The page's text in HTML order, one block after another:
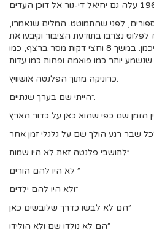
לפני שהתמוטט. המלים שנאמרו,
נצרבו בתודעת הציבור וקיבעו את
במשך 8 וחצי דקות
מסר ברצף, כמו
כרוניקה מתוך הפלנטה אושוויץ.
״הייתי שם בערך שנתיים.
הזמן שם כפי שהוא כאן על כדור הארץ
שבר רגע הולך שם על גלגלי זמן אחר
״לתושבי פלנטה זאת לא היו שמות
״ לא היו להם הורים
״ולא היו להם ילדים
״הם לא לבשו כדרך שלובשים כאן
״הם לא נולדו שם ולא הולידו